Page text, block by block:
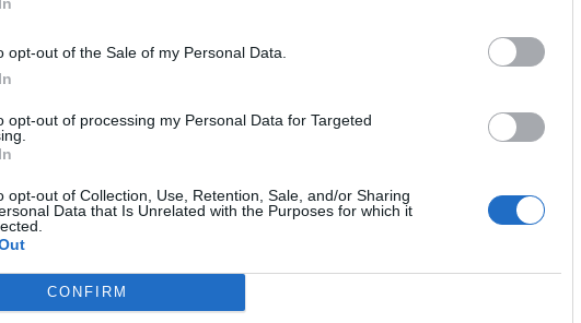
opt-out of the Sale of my Personal Data.
opt-out of processing my Personal Data for Targeted
opt-out of Collection, Use, Retention, Sale, and/or Sharing
Data that Is Unrelated with the Purposes for which it
CONFIRM
την Ελλάδα ως διαχρονική και σύγχρονη. Μια χώρα
την καινοτομία. Που δεν είναι απλώς ένας προορισμός
με τις αξίες και τις φιλοδοξίες των σημερινών
Μαρέβα Γκραμπόφσκι-Μητσοτάκη
Αποδέχομαι τουςόρους χρήσης